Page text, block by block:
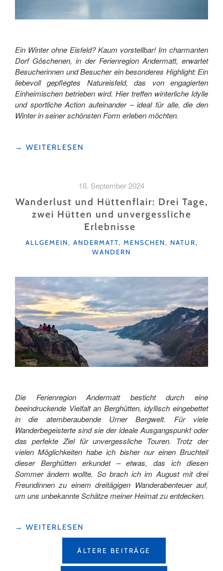
Ein Winter ohne Eisfeld? Kaum vorstellbar! Im charmanten
Dorf Göschenen, in der Ferienregion Andermatt, erwartet
Besucherinnen und Besucher ein besonderes Highlight: Ein
liebevoll gepflegtes Natureisfeld, das von engagierten
Einheimischen betrieben wird. Hier treffen winterliche Idylle
und sportliche Action aufeinander – ideal für alle, die den
Winter in seiner schönsten Form erleben möchten.
"WINTERZAUBER
GÖSCHENEN "
→ WEITERLESEN
18. September 2024
Wanderlust und Hüttenflair: Drei Tage,
zwei Hütten und unvergessliche
Erlebnisse
KATEGORIEN
ALLGEMEIN, ANDERMATT, MENSCHEN, NATUR,
WANDERN
Die Ferienregion Andermatt besticht durch eine
beeindruckende Vielfalt an Berghütten, idyllisch eingebettet
in die atemberaubende Urner Bergwelt.
Für viele
Wanderbegeisterte sind sie der ideale Ausgangspunkt oder
das perfekte Ziel für unvergessliche Touren. Trotz der
vielen Möglichkeiten habe ich bisher nur einen Bruchteil
dieser Berghütten erkundet – etwas, das ich diesen
Sommer ändern wollte. So brach ich im August mit drei
Freundinnen zu einem dreitägigen Wanderabenteuer auf,
um uns unbekannte Schätze meiner Heimat zu entdecken.
"WANDERLUST
→ WEITERLESEN
BEITRAGSNAVIGATION
ÄLTERE BEITRÄGE